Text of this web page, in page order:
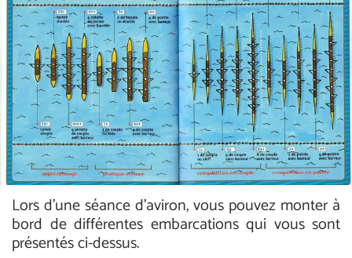
Lors d'une séance d'aviron, vous pouvez monter à
bord de différentes embarcations qui vous sont
présentés ci-dessus.